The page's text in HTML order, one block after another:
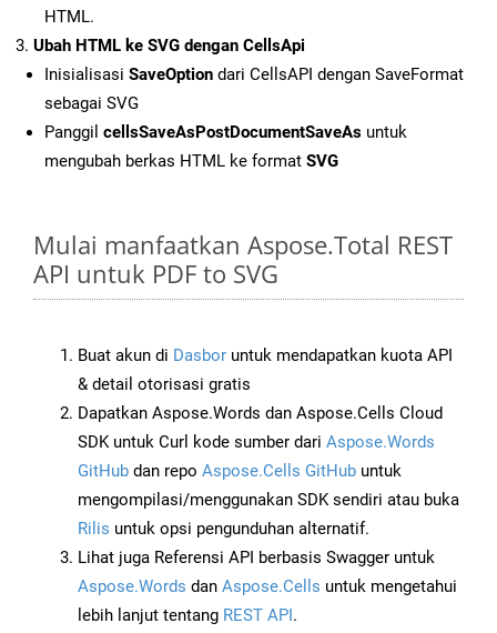
HTML.
Ubah HTML ke SVG dengan CellsApi
Inisialisasi SaveOption dari CellsAPI dengan SaveFormat
sebagai SVG
Panggil cellsSaveAsPostDocumentSaveAs untuk
mengubah berkas HTML ke format SVG
Mulai manfaatkan Aspose.Total REST
API untuk PDF to SVG
Buat akun di Dasbor untuk mendapatkan kuota API
& detail otorisasi gratis
Dapatkan Aspose.Words dan Aspose.Cells Cloud
SDK untuk Curl kode sumber dari Aspose.Words
GitHub dan repo Aspose.Cells GitHub untuk
mengompilasi/menggunakan SDK sendiri atau buka
Rilis untuk opsi pengunduhan alternatif.
Lihat juga Referensi API berbasis Swagger untuk
Aspose.Words dan Aspose.Cells untuk mengetahui
lebih lanjut tentang REST API.